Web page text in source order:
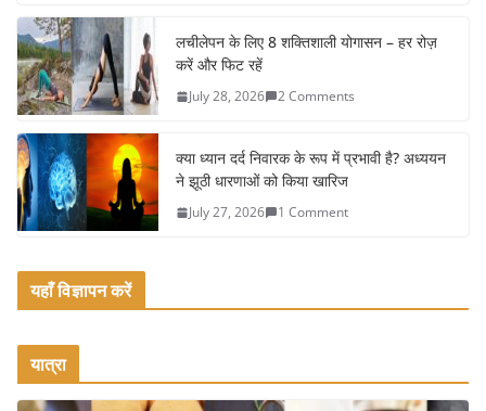
o
k
लचीलेपन के लिए 8 शक्तिशाली योगासन – हर रोज़
करें और फिट रहें
July 28, 2026 2 Comments
क्या ध्यान दर्द निवारक के रूप में प्रभावी है? अध्ययन
ने झूठी धारणाओं को किया खारिज
July 27, 2026 1 Comment
यहाँ विज्ञापन करें
यात्रा